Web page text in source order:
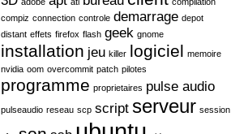
adobe ati
compilation
compiz connection controle demarrage depot
distant effets firefox flash geek gnome
installation jeu killer logiciel memoire
nvidia oom overcommit patch pilotes
programme proprietaires pulse audio
pulseaudio reseau scp script serveur session